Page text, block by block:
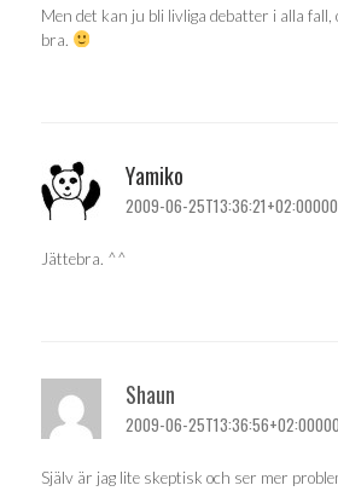
Men det kan ju bli livliga debatter i alla
bra.
Yamiko
2009-06-
Jättebra. ^^
Shaun
2009-06-
Själv är jag lite skeptisk och ser mer